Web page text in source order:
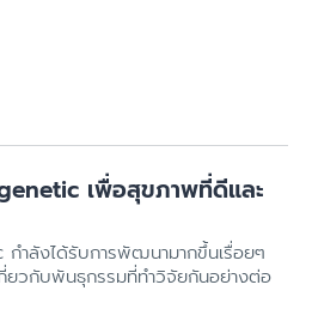
เพื่อสุขภาพที่ดีและ
ำลังได้รับการพัฒนามากขึ้นเรื่อยๆ
ยวกับพันธุกรรมที่ทำวิจัยกันอย่างต่อ